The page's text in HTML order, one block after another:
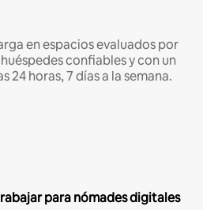
en espacios evaluados por
confiables y con un
24 horas, 7 días a la semana.
para nómades digitales